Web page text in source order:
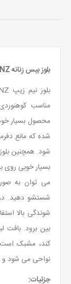
بلوز بیس زنانه LENZ کد 1273 رنگ مشکی صورتی
مناسب
محصول بسیار
شده که مانع
شود. همچنین
بسیار خوبی روی
می توان به
شستشو دهید.
شوندگی بالا
بین برود.
کند، مشبک
نواحی می شود و
جزئیات: